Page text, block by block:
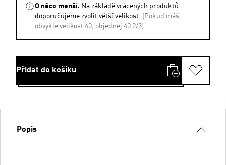
O něco menší. Na základě vrácených produktů
doporučujeme zvolit větší velikost. (Pokud máš
obvykle velikost 40, objednej 40 2/3)
Přidat do košíku
Popis